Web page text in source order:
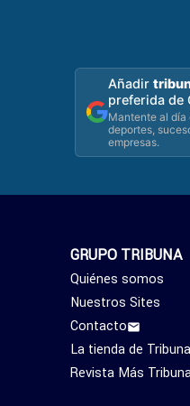
Añadir
preferida de
Mantente al día
deportes,
empresas.
GRUPO TRIBUNA
Quiénes somos
Nuestros Sites
Contacto
La tienda de Tribuna
Revista Más